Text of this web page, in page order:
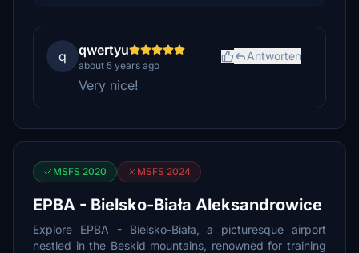
q qwertyu
about 5 years ago
Antworten
Very nice!
MSFS 2020 MSFS 2024
EPBA - Bielsko-Biała Aleksandrowice
Explore EPBA - Bielsko-Biała, a picturesque airport
nestled in the Beskid mountains, renowned for training